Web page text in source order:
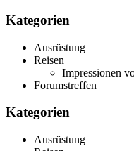
Kategorien
Ausrüstung
Reisen
Impressionen
Forumstreffen
Kategorien
Ausrüstung